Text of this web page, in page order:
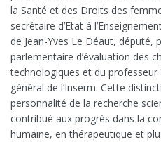
la Santé et des Droits des
secrétaire d’Etat à
de Jean-Yves Le Déaut, député,
parlementaire d’évaluation des
technologiques et du professeur
général de l’Inserm. Cette
personnalité de la recherche
contribué aux progrès dans la
humaine, en thérapeutique et